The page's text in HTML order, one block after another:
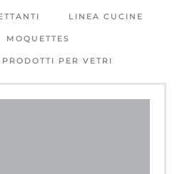
LINEA CUCINE
MOQUETTES
PRODOTTI PER VETRI